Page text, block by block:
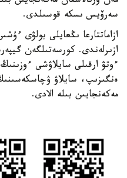
سەرۆيس ىسكە قوسىلدى.
ازاماتتارعا ىڭعايلى بولۋى
ازىرلەندى. كورسەتىلگەن
ءوتۋ ارقىلى سايلاۋشى
ەنگىزىپ، سايلاۋ
مەكەنجايىن بىلە الادى.